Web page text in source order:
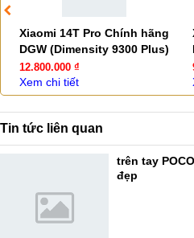
Xiaomi 14T Pro Chính hãng
DGW (Dimensity 9300 Plus)
12.800.000 ₫
Xem chi tiết
Tin tức liên quan
trên tay
đẹp